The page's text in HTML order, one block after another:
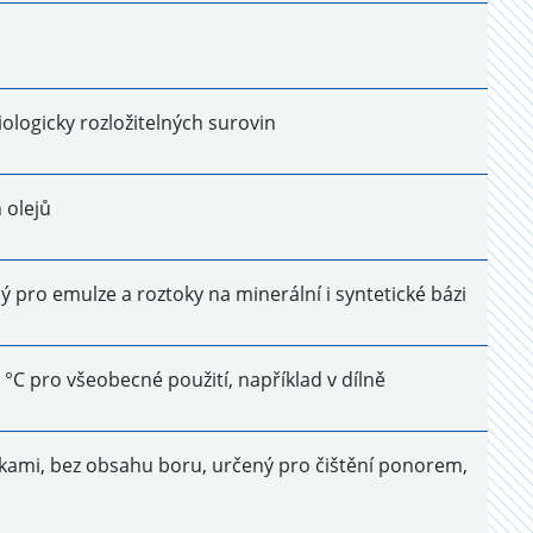
rozložitelných surovin
olejů
emulze a roztoky na minerální i syntetické bázi
pro všeobecné použití, například v dílně
bez obsahu boru, určený pro čištění ponorem,